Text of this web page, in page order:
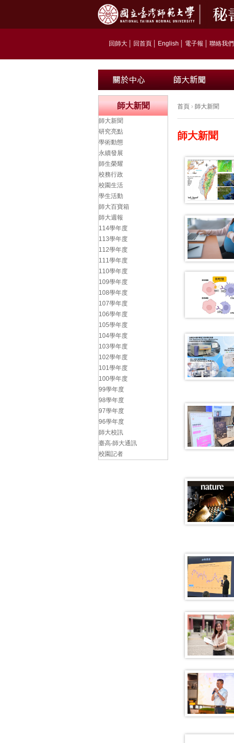
回師大 回首頁 English 電子報 聯絡我們
首頁 › 師大新聞
師大新聞
師大新聞
師大新聞
研究亮點
學術動態
永續發展
師生榮耀
校務行政
校園生活
學生活動
師大百寶箱
師大週報
114學年度
113學年度
112學年度
111學年度
110學年度
109學年度
108學年度
107學年度
106學年度
105學年度
104學年度
103學年度
102學年度
101學年度
100學年度
99學年度
98學年度
97學年度
96學年度
師大校訊
臺高‧師大通訊
校園記者